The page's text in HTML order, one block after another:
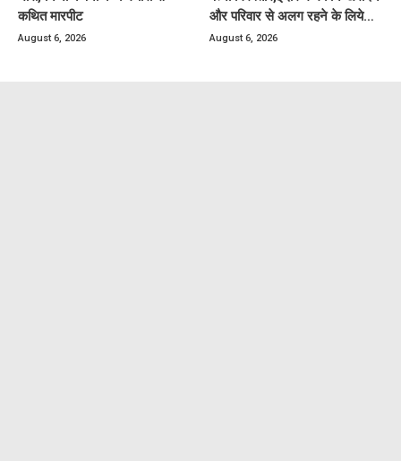
कथित मारपीट
August 6, 2026
और परिवार से अलग रहने के लिये
करती थी प्रताड़ित
August 6, 2026